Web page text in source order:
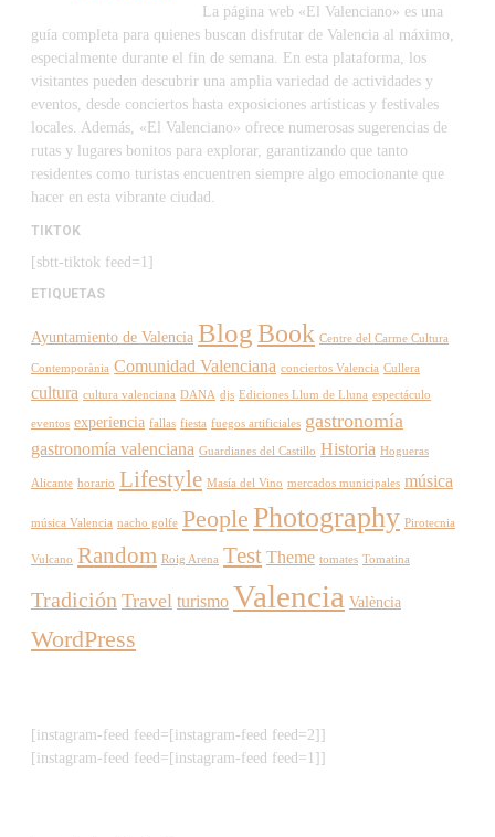
La página web «El Valenciano» es una
guía completa para quienes buscan disfrutar de Valencia al máximo,
especialmente durante el fin de semana. En esta plataforma, los
visitantes pueden descubrir una amplia variedad de actividades y
eventos, desde conciertos hasta exposiciones artísticas y festivales
locales. Además, «El Valenciano» ofrece numerosas sugerencias de
rutas y lugares bonitos para explorar, garantizando que tanto
residentes como turistas encuentren siempre algo emocionante que
hacer en esta vibrante ciudad.
TIKTOK
[sbtt-tiktok feed=1]
ETIQUETAS
Ayuntamiento de Valencia BlogBook Centre del Carme Cultura
Contemporània Comunidad Valenciana conciertos Valencia Cullera
cultura cultura valenciana DANA djs Ediciones Llum de Lluna espectáculo
eventos experiencia fallas fiesta fuegos artificiales gastronomía
gastronomía valenciana Guardianes del Castillo Historia Hogueras
Alicante horario Lifestyle Masía del Vino mercados municipales música
música Valencia nacho golfe People Photography Pirotecnia
Vulcano Random Roig Arena Test Theme tomates Tomatina
Tradición Travel turismo Valencia València
WordPress
[instagram-feed feed=[instagram-feed feed=2]]
[instagram-feed feed=[instagram-feed feed=1]]